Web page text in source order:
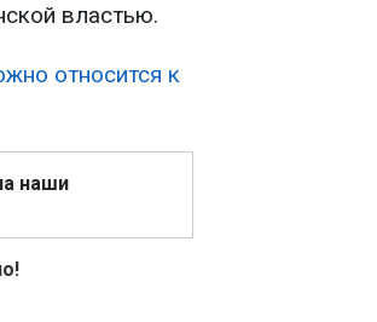
властью.
относится к
наши